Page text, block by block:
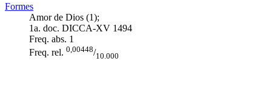
Formes
Amor de Dios (1);
1a. doc. DICCA-XV 1494
Freq. abs. 1
Freq. rel. 0,00448/10.000